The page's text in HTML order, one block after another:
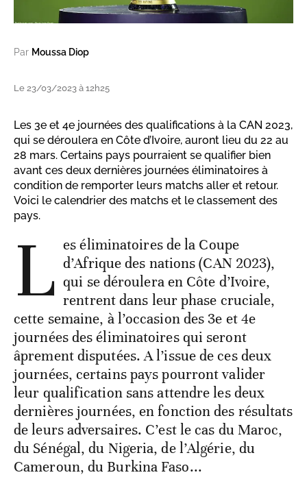
Par Moussa Diop
Le 23/03/2023 à 12h25
Les 3e et 4e journées des qualifications à la CAN 2023,
qui se déroulera en Côte d’Ivoire, auront lieu du 22 au
28 mars. Certains pays pourraient se qualifier bien
avant ces deux dernières journées éliminatoires à
condition de remporter leurs matchs aller et retour.
Voici le calendrier des matchs et le classement des
pays.
L es éliminatoires de la Coupe
d’Afrique des nations (CAN 2023),
qui se déroulera en Côte d’Ivoire,
rentrent dans leur phase cruciale,
cette semaine, à l’occasion des 3e et 4e
journées des éliminatoires qui seront
âprement disputées. A l’issue de ces deux
journées, certains pays pourront valider
leur qualification sans attendre les deux
dernières journées, en fonction des résultats
de leurs adversaires. C’est le cas du Maroc,
du Sénégal, du Nigeria, de l’Algérie, du
Cameroun, du Burkina Faso...